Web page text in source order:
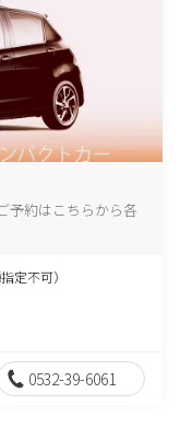
予約はこちらから各
不可）
0532-39-6061